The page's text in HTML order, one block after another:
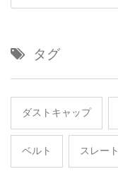
タグ
ダストキャップ
ベルト スレート